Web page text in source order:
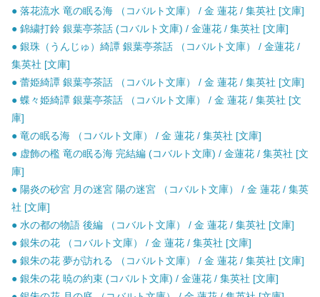
● 落花流水 竜の眠る海 （コバルト文庫） / 金 蓮花 / 集英社 [文庫]
● 錦繍打鈴 銀葉亭茶話 (コバルト文庫) / 金蓮花 / 集英社 [文庫]
● 銀珠（うんじゅ）綺譚 銀葉亭茶話 （コバルト文庫） / 金蓮花 /
集英社 [文庫]
● 蕾姫綺譚 銀葉亭茶話 （コバルト文庫） / 金 蓮花 / 集英社 [文庫]
● 蝶々姫綺譚 銀葉亭茶話 （コバルト文庫） / 金 蓮花 / 集英社 [文
庫]
● 竜の眠る海 （コバルト文庫） / 金 蓮花 / 集英社 [文庫]
● 虚飾の檻 竜の眠る海 完結編 (コバルト文庫) / 金蓮花 / 集英社 [文
庫]
● 陽炎の砂宮 月の迷宮 陽の迷宮 （コバルト文庫） / 金 蓮花 / 集英
社 [文庫]
● 水の都の物語 後編 （コバルト文庫） / 金 蓮花 / 集英社 [文庫]
● 銀朱の花 （コバルト文庫） / 金 蓮花 / 集英社 [文庫]
● 銀朱の花 夢が訪れる （コバルト文庫） / 金 蓮花 / 集英社 [文庫]
● 銀朱の花 暁の約束 (コバルト文庫) / 金蓮花 / 集英社 [文庫]